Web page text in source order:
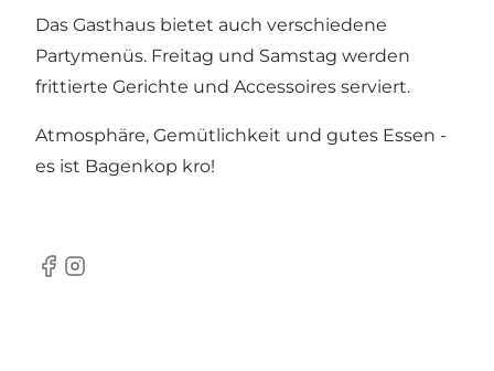
Das Gasthaus bietet auch verschiedene
Partymenüs. Freitag und Samstag werden
frittierte Gerichte und Accessoires serviert.
Atmosphäre, Gemütlichkeit und gutes Essen -
es ist Bagenkop kro!
Facebook
Instagram